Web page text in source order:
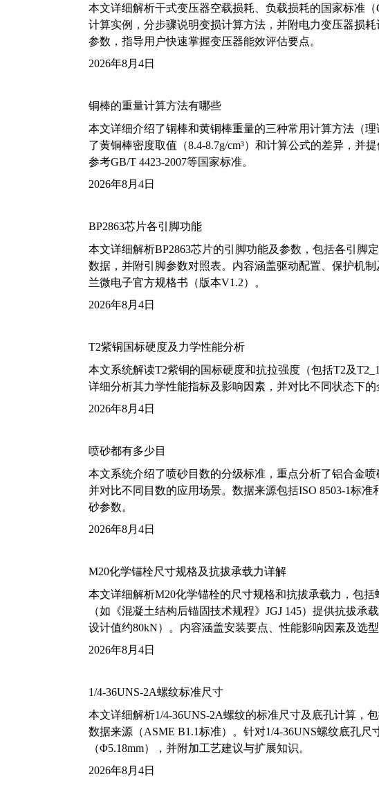
本文详细解析干式变压器空载损耗、负载损耗的国家标准（
计算实例，分步骤说明变损计算方法，并附电力变压器损
参数，指导用户快速掌握变压器能效评估要点。
2026年8月4日
铜棒的重量计算方法有哪些
本文详细介绍了铜棒和黄铜棒重量的三种常用计算方法（
了黄铜棒密度取值（8.4-8.7g/cm³）和计算公式的差异，并
参考GB/T 4423-2007等国家标准。
2026年8月4日
BP2863芯片各引脚功能
本文详细解析BP2863芯片的引脚功能及参数，包括各引脚
数据，并附引脚参数对照表。内容涵盖驱动配置、保护机
兰微电子官方规格书（版本V1.2）。
2026年8月4日
T2紫铜国标硬度及力学性能分析
本文系统解读T2紫铜的国标硬度和抗拉强度（包括T2及
详细分析其力学性能指标及影响因素，并对比不同状态下的
2026年8月4日
喷砂都有多少目
本文系统介绍了喷砂目数的分级标准，重点分析了铝合金喷
并对比不同目数的应用场景。数据来源包括ISO 8503-1标
砂参数。
2026年8月4日
M20化学锚栓尺寸规格及抗拔承载力详解
本文详细解析M20化学锚栓的尺寸规格和抗拔承载力，包
（如《混凝土结构后锚固技术规程》JGJ 145）提供抗拔
设计值约80kN）。内容涵盖安装要点、性能影响因素及选
2026年8月4日
1/4-36UNS-2A螺纹标准尺寸
本文详细解析1/4-36UNS-2A螺纹的标准尺寸及底孔计算，
数据来源（ASME B1.1标准）。针对1/4-36UNS螺纹底孔
（Φ5.18mm），并附加工艺建议与扩展知识。
2026年8月4日